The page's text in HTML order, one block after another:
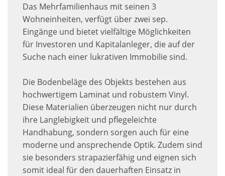
Das Mehrfamilienhaus mit seinen 3
Wohneinheiten, verfügt über zwei sep.
Eingänge und bietet vielfältige Möglichkeiten
für Investoren und Kapitalanleger, die auf der
Suche nach einer lukrativen Immobilie sind.
Die Bodenbeläge des Objekts bestehen aus
hochwertigem Laminat und robustem Vinyl.
Diese Materialien überzeugen nicht nur durch
ihre Langlebigkeit und pflegeleichte
Handhabung, sondern sorgen auch für eine
moderne und ansprechende Optik. Zudem sind
sie besonders strapazierfähig und eignen sich
somit ideal für den dauerhaften Einsatz in